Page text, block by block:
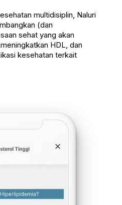
multidisiplin, Naluri
(dan
sehat yang akan
HDL, dan
kesehatan terkait